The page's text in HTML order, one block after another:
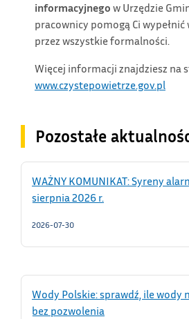
informacyjnego w Urzędzie
pracownicy pomogą Ci
przez wszystkie formalności.
Więcej informacji znajdziesz na
www.czystepowietrze.gov.pl
Pozostałe
WAŻNY KOMUNIKAT: Syreny
sierpnia 2026 r.
2026-07-30
Wody Polskie: sprawdź, ile wody
bez pozwolenia